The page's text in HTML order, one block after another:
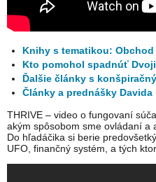
Knihy s tematikou:
Kto pomohol spadnúť
Ďalšie články s
Články a prednášky Davida
THRIVE – video o fungovaní
akým spôsobom sme ovládaní a
Do hľadáčika si berie
UFO, finančný systém, a tých